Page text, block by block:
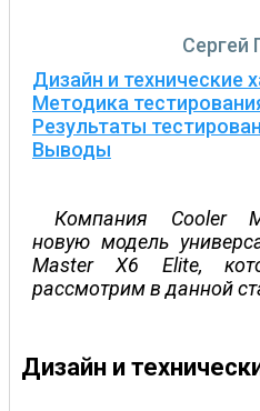
Сергей
Дизайн и технические
Методика
Результаты
Выводы
Компания Cooler
новую модель
Master X6 Elite,
рассмотрим в данной
Дизайн и